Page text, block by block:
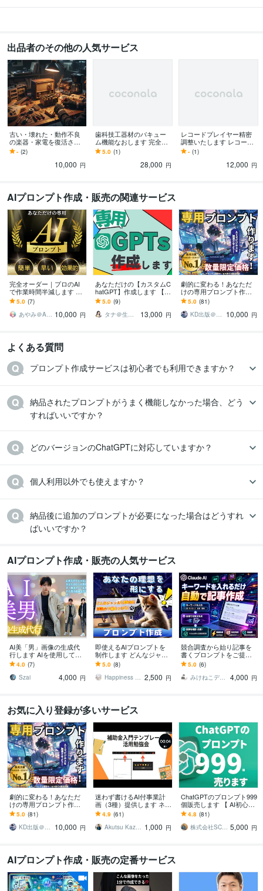
Overviewsからのデータ取得の比較および自社構築
プログラミング言語・フレームワーク
HTML:5年Python:2年Amazon Web Services:1年
Google Cloud Platform:1年
Microsoft Azure:1年 GitHub:5年
ビジネス・クリエイティブツール
Stable Diffusion:2年ChatGPT:2年 Perplexity AI:2年 Midjourney:2年
Bard:2年DALL-E:2年Adobe Firefly:2年Microsoft Designer:2年
niji・journey:2年
Adobe Photoshop:5年
Lightroom:5年
Adobe Premiere Pro:5年
Final Cut Pro:5年
Media Encoder:5年
得意分野
生成AI活用・開発・制作 RAG構築
IT相談・システム開発 コーディング
語学力
英語 日常会話レベル
出品者のその他の人気サービス
古い・壊れた・動作不良
の楽器・家電を復活させ
ます メーカー修理は高
額、サポート適応外...そん
- (2)
10,000 円
歯科技工器材のバキュー
ム機能なおします 完全オ
ーダーの専門機器修理で
す！
5.0 (1)
28,000 円
レコードプレイヤー精密
調整いたします レコード
プレイヤーの精密調整と
部品発注です
- (1)
12,000 円
AIプロンプト作成・販売の関連サービス
完全オーダー｜プロのAI
で作業時間半減します 専
門家が導く、あなただけ
の時間創造プロンプト
5.0 (7)
あやみ＠AIプロンプト専門家 10,000 円
あなただけの【カスタムC
hatGPT】作成します 【AI
苦手◎】【特別価格】専
用AIであなたの仕事を徹
底効率化
5.0 (9)
タナ＠生成AI活用サポーター
13,000 円
劇的に変わる！あなただ
けの専用プロンプト作り
ます 【☆5評価多数！初心
者必見】求める回答がく
る魔法のプロンプト
5.0 (81)
KD出版＠AIスタジオ
10,000 円
よくある質問
プロンプト作成サービスは初心者でも利用できますか？
納品されたプロンプトがうまく機能しなかった場合、どう
すればいいですか？
どのバージョンのChatGPTに対応していますか？
個人利用以外でも使えますか？
納品後に追加のプロンプトが必要になった場合はどうすれ
ばいいですか？
AIプロンプト作成・販売の人気サービス
AI美「男」画像の生成代
行します AIを使用して、
韓流アイドル風、ジャニ
ーズ風男性の画像生成！
4.0 (7)
Szai
4,000 円
即使えるAIプロンプトを
制作します どんなジャン
ルでもAIに伝わるプロン
プト/差がつく高設計
5.0 (8)
Happiness STAR 2,500 円
競合調査から始り記事を
書くプロンプトをご提供
します Claudeプロジェク
トに組み込めばキーワー
ドを実行するだけ
5.0 (6)
みけねこデザイン
4,000 円
お気に入り登録が多いサービス
劇的に変わる！あなただ
けの専用プロンプト作り
ます 【☆5評価多数！初心
者必見】求める回答がく
る魔法のプロンプト
5.0 (81)
KD出版＠AIスタジオ
10,000 円
迷わず書けるAI付事業計
画（3種）提供します ネッ
トから集客したい、でも
時間がない、と悩んでい
る方へ
4.9 (61)
Akutsu Kazuhiro 1,000 円
ChatGPTのプロンプト999
個販売します 【 AI初心者
必見！】AIプロンプト最
強セットが遂に登場！
4.8 (81)
株式会社SCコンサルティング 5,000 円
AIプロンプト作成・販売の定番サービス